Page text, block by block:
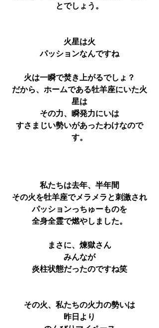
とでしょう。
火星は火
パッションなんですね
火は一瞬で焚き上がるでしょ？
だから、ホームである牡羊座にいた火
星は
その力、瞬発力にいは
すさまじい勢いがあったわけなので
す。
私たちは去年、半年間
その火を牡羊座でメラメラと刺激され
パッションっちゅーものを
全身全霊で燃やしました。
まさに、煉獄さん
みんなが
炎柱状態だったのですね笑
その火、私たちの火力の勢いは
昨日より